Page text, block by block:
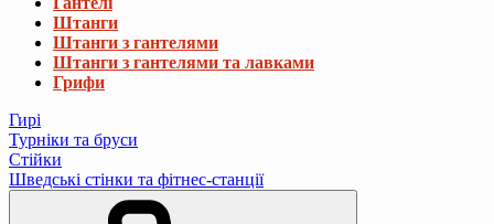
Штанги
Штанги з гантелями
Штанги з гантелями та лавками
Грифи
Гирі
Турніки та бруси
Стійки
Шведські стінки та фітнес-станції